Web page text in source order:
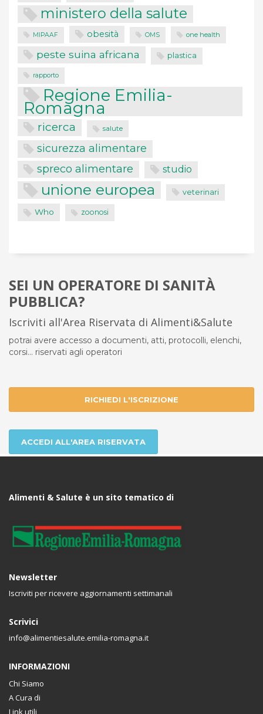
ministero della salute
MIPAAF obesità OMS one health
peste suina africana plastica
rapporto
Regione Emilia-
Romagna
ricerca salute
sicurezza alimentare
spreco alimentare studio
unione europea veterinari
Who zoonosi
SEI UN OPERATORE DI SANITÀ
PUBBLICA?
Iscriviti all'Area Riservata di Alimenti&Salute
potrai avere accesso a documenti, atti, protocolli, elenchi,
corsi... riservati agli operatori
RICHIEDI L'ISCRIZIONE
ACCEDI ALL'AREA RISERVATA
Alimenti & Salute è un sito tematico di
Newsletter
Iscriviti per ricevere aggiornamenti settimanali
Scrivici
info@alimentiesalute.emilia-romagna.it
INFORMAZIONI
Chi Siamo
A Cura di
Link utili